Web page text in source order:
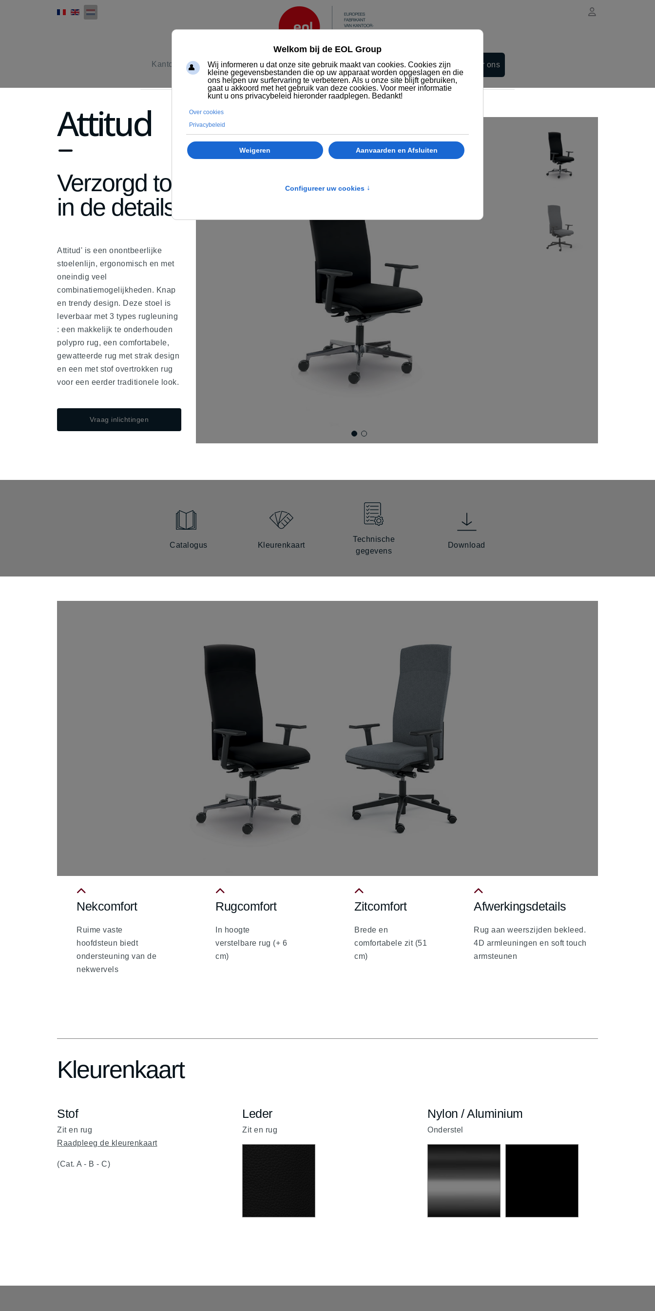
Kantoormeubilair Diensten MVO Wie we zijn Contacteer ons
EOL Kantoormeubilair Bureaustoelen Attitud ergonomische stoel
Attitud
minus
Verzorgd tot
in de details
Attitud' is een onontbeerlijke
stoelenlijn, ergonomisch en met
oneindig veel
combinatiemogelijkheden. Knap
en trendy design. Deze stoel is
leverbaar met 3 types rugleuning
: een makkelijk te onderhouden
polypro rug, een comfortabele,
gewatteerde rug met strak design
en een met stof overtrokken rug
voor een eerder traditionele look.
Vraag inlichtingen
Catalogus Kleurenkaart
Technische
gegevens
Download
fa
chevron-
up
Nekcomfort
Ruime vaste
hoofdsteun biedt
ondersteuning van de
nekwervels
fa
chevron-
up
Rugcomfort
In hoogte
verstelbare rug (+ 6
cm)
fa
chevron-
up
Zitcomfort
Brede en
comfortabele zit (51
cm)
fa
chevron-
up
Afwerkingsdetails
Rug aan weerszijden bekleed.
4D armleuningen en soft touch
armsteunen
Kleurenkaart
Stof
Zit en rug
Raadpleeg de kleurenkaart
(Cat. A - B - C)
Leder
Zit en rug
Nylon / Aluminium
Onderstel